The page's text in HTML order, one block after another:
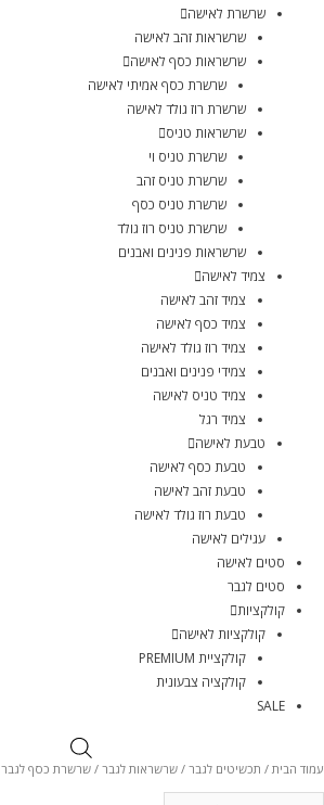
שרשרת לאישה
שרשראות זהב לאישה
שרשראות כסף לאישה
שרשרת כסף אמיתי לאישה
שרשרת רוז גולד לאישה
שרשראות טניס
שרשרת טניס וי
שרשרת טניס זהב
שרשרת טניס כסף
שרשרת טניס רוז גולד
שרשראות פנינים ואבנים
צמיד לאישה
צמיד זהב לאישה
צמיד כסף לאישה
צמיד רוז גולד לאישה
צמידי פנינים ואבנים
צמיד טניס לאישה
צמיד רגל
טבעת לאישה
טבעת כסף לאישה
טבעת זהב לאישה
טבעת רוז גולד לאישה
עגילים לאישה
סטים לאישה
סטים לגבר
קולקציות
קולקציות לאישה
קולקציית PREMIUM
קולקציה צבעונית
SALE
עמוד הבית / תכשיטים לגבר / שרשראות לגבר / שרשרת כסף לגבר